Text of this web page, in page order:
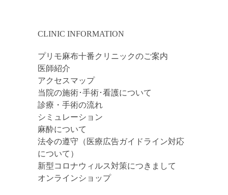
CLINIC INFORMATION
プリモ麻布十番クリニックのご案内
医師紹介
アクセスマップ
当院の施術･手術･看護について
診療・手術の流れ
シミュレーション
麻酔について
法令の遵守（医療広告ガイドライン対応
について）
新型コロナウィルス対策につきまして
オンラインショップ